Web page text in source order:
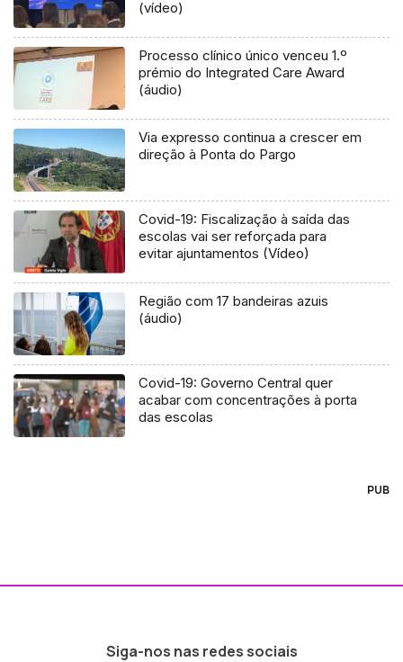
(vídeo)
Processo clínico único venceu 1.º
prémio do Integrated Care Award
(áudio)
Via expresso continua a crescer em
direção à Ponta do Pargo
Covid-19: Fiscalização à saída das
escolas vai ser reforçada para
evitar ajuntamentos (Vídeo)
Região com 17 bandeiras azuis
(áudio)
Covid-19: Governo Central quer
acabar com concentrações à porta
das escolas
PUB
Siga-nos nas redes sociais